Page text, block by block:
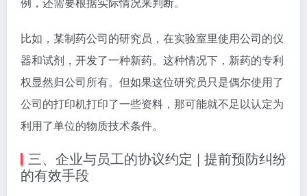
比如，某制药公司的研究员，在实验室里使用公司的仪
器和试剂，开发了一种新药。这种情况下，新药的专利
权显然归公司所有。但如果这位研究员只是偶尔使用了
公司的打印机打印了一些资料，那可能就不足以认定为
利用了单位的物质技术条件。
三、企业与员工的协议约定 | 提前预防纠纷
的有效手段